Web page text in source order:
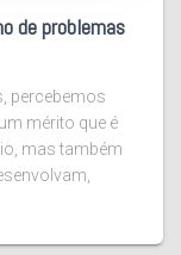
de problemas
percebemos
mérito que é
mas também